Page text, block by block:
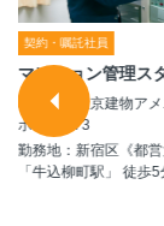
契約・嘱託社員
マンション管理ス
株式会社東京建物ア
ポート/573
勤務地：新宿区《都
「牛込柳町駅」 徒歩5